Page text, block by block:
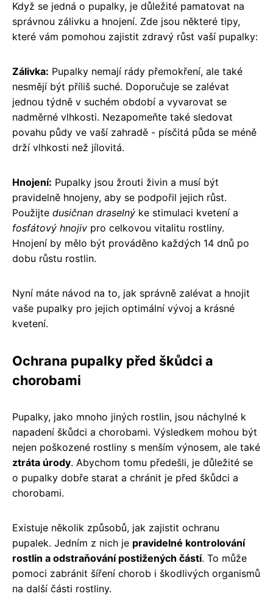
Když se jedná o pupalky, je důležité pamatovat na
správnou zálivku a hnojení. Zde jsou některé tipy,
které vám pomohou zajistit zdravý růst vaší pupalky:
Zálivka: Pupalky nemají rády přemokření, ale také
nesmějí být příliš suché. Doporučuje se zalévat
jednou týdně v suchém období a vyvarovat se
nadměrné vlhkosti. Nezapomeňte také sledovat
povahu půdy ve vaší zahradě - písčitá půda se méně
drží vlhkosti než jílovitá.
Hnojení: Pupalky jsou žrouti živin a musí být
pravidelně hnojeny, aby se podpořil jejich růst.
Použijte dusičnan draselný ke stimulaci kvetení a
fosfátový hnojiv pro celkovou vitalitu rostliny.
Hnojení by mělo být prováděno každých 14 dnů po
dobu růstu rostlin.
Nyní máte návod na to, jak správně zalévat a hnojit
vaše pupalky pro jejich optimální vývoj a krásné
kvetení.
Ochrana pupalky před škůdci a
chorobami
Pupalky, jako mnoho jiných rostlin, jsou náchylné k
napadení škůdci a chorobami. Výsledkem mohou být
nejen poškozené rostliny s menším výnosem, ale také
ztráta úrody. Abychom tomu předešli, je důležité se
o pupalky dobře starat a chránit je před škůdci a
chorobami.
Existuje několik způsobů, jak zajistit ochranu
pupalek. Jedním z nich je pravidelné kontrolování
rostlin a odstraňování postižených částí. To může
pomoci zabránit šíření chorob i škodlivých organismů
na další části rostliny.